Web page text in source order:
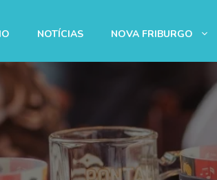
NOTÍCIAS NOVA FRIBURGO